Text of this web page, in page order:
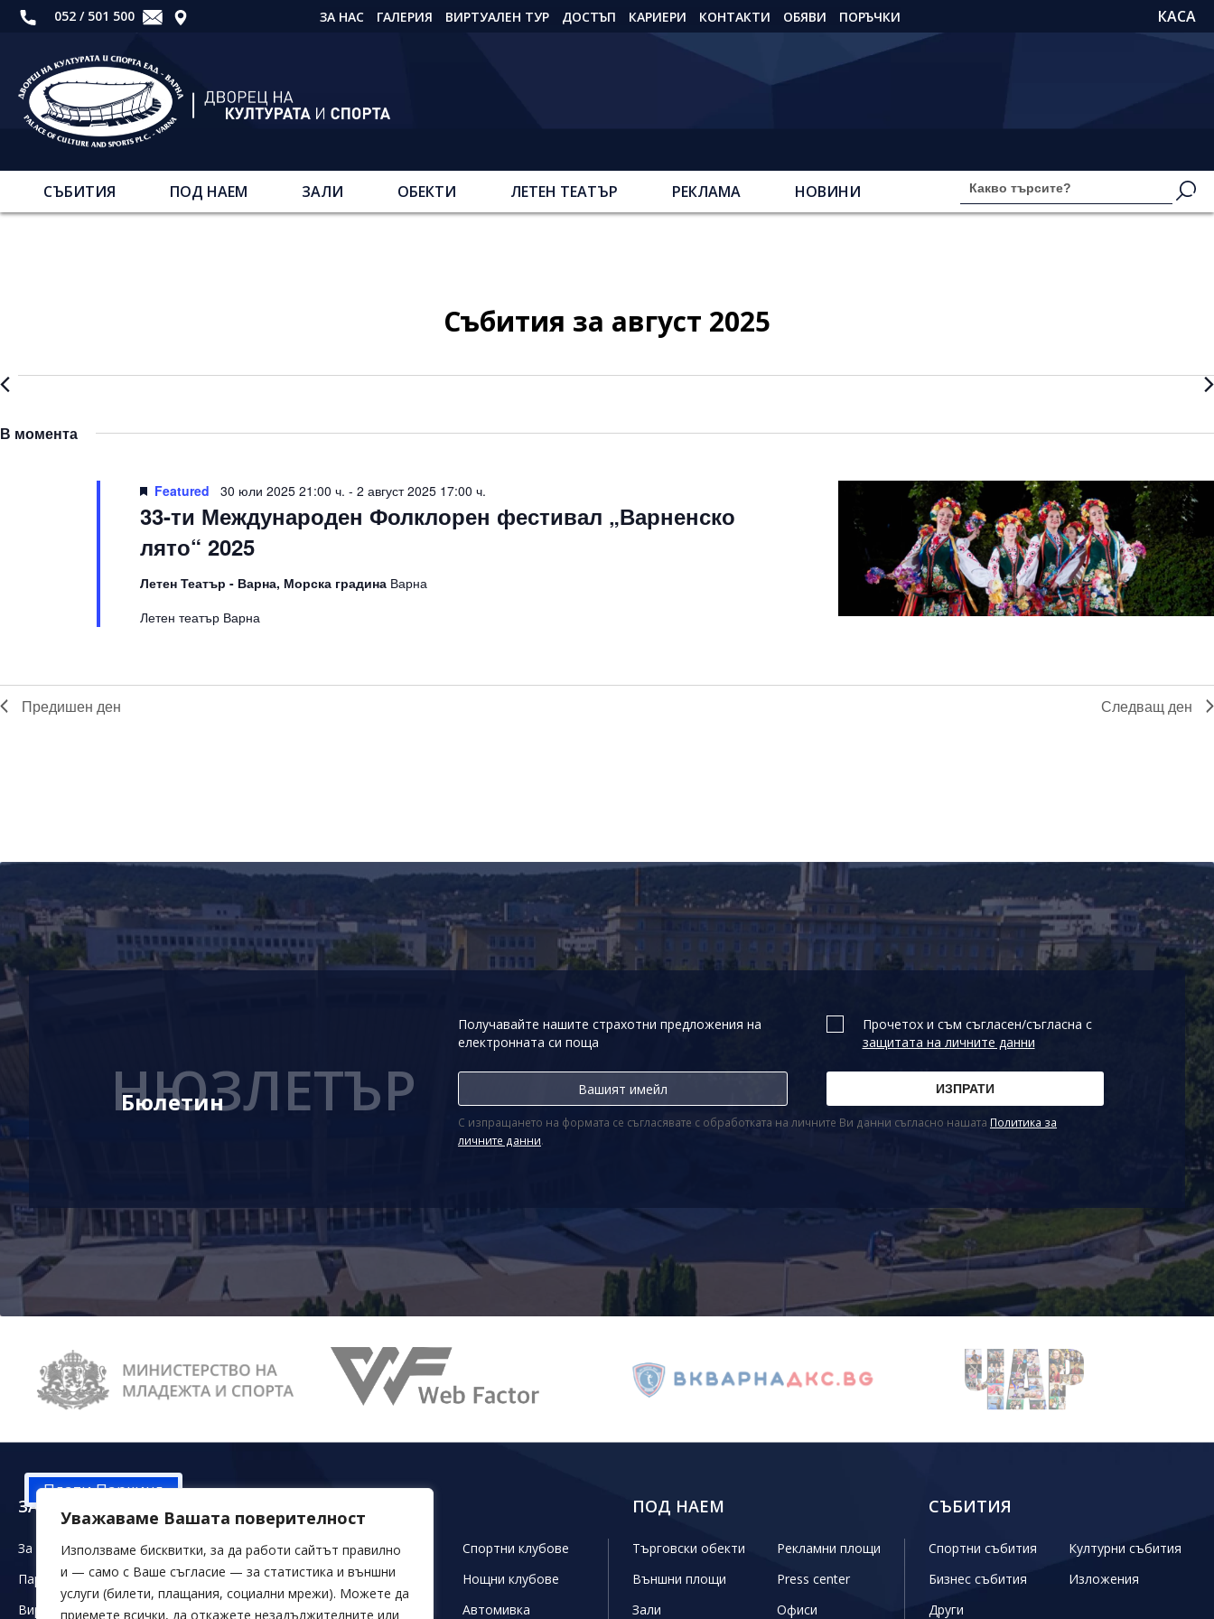
Уважаваме Вашата поверителност
Използваме бисквитки, за да работи сайтът правилно
и — само с Ваше съгласие — за статистика и външни
услуги (билети, плащания, социални мрежи). Можете да
приемете всички, да откажете незадължителните или
052 / 501 500 ЗА НАС ГАЛЕРИЯ ВИРТУАЛЕН ТУР ДОСТЪП КАРИЕРИ КОНТАКТИ ОБЯВИ ПОРЪЧКИ КАСА
СЪБИТИЯ ПОД НАЕМ ЗАЛИ ОБЕКТИ ЛЕТЕН ТЕАТЪР РЕКЛАМА НОВИНИ
Събития за август 2025
Събития
for
В момента
33-ти Международен Фолклорен фестивал „Варненско
лято“ 2025
Featured 30 юли 2025 21:00 ч. - 2 август 2025 17:00 ч.
Летен Театър - Варна, Морска градина Варна
Летен театър Варна
Предишен ден Следващ ден
НЮЗЛЕТЪР
Бюлетин
Получавайте нашите страхотни предложения на
електронната си поща
Прочетох и съм съгласен/съгласна с
защитата на личните данни
С изпращането на формата се съгласявате с обработката на личните Ви данни съгласно нашата Политика за
личните данни.
ЗА НАС
За ДКС
Партньори
Виртуален тур
Зала Конгресна
Зали Младост
Зала 20
Магазини
Спортни клубове
Офиси
Нощни клубове
Паркинг
Автомивка
ПОД НАЕМ
Търговски обекти
Рекламни площи
Външни площи
Press center
Зали
Офиси
СЪБИТИЯ
Спортни събития
Културни събития
Бизнес събития
Изложения
Други
Плати Паркинг